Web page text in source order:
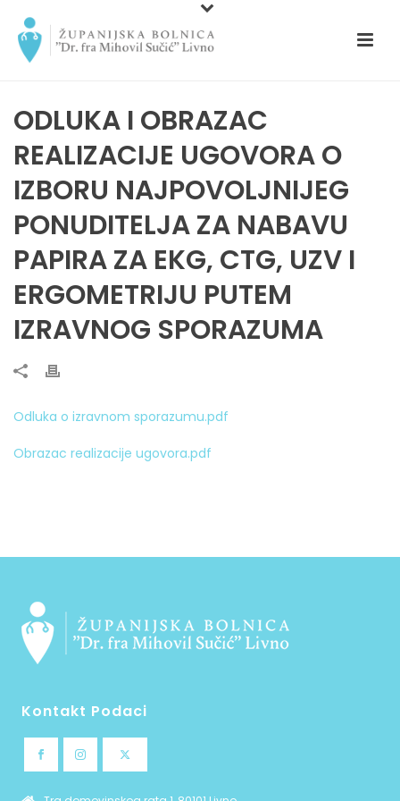
ODLUKA I OBRAZAC
REALIZACIJE UGOVORA O
IZBORU NAJPOVOLJNIJEG
PONUDITELJA ZA NABAVU
PAPIRA ZA EKG, CTG, UZV I
ERGOMETRIJU PUTEM
IZRAVNOG SPORAZUMA
Odluka o izravnom sporazumu.pdf
Obrazac realizacije ugovora.pdf
Kontakt Podaci